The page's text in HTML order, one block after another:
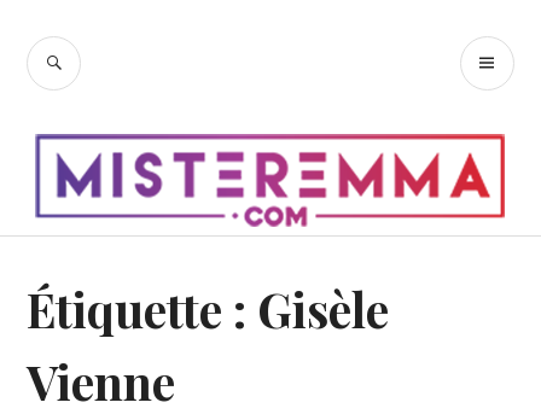
contenu
RECHERCHE
Étiquette : Gisèle
Vienne